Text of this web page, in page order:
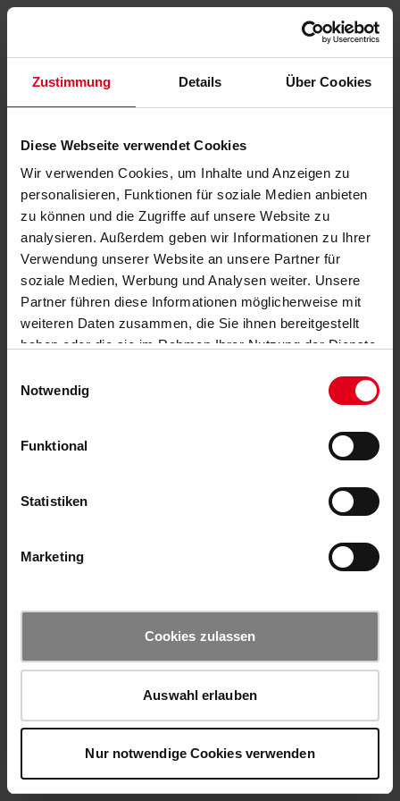
Zustimmung Details Über Cookies
Diese Webseite verwendet Cookies
Wir verwenden Cookies, um Inhalte und Anzeigen zu
personalisieren, Funktionen für soziale Medien anbieten
zu können und die Zugriffe auf unsere Website zu
analysieren. Außerdem geben wir Informationen zu Ihrer
Verwendung unserer Website an unsere Partner für
soziale Medien, Werbung und Analysen weiter. Unsere
Partner führen diese Informationen möglicherweise mit
weiteren Daten zusammen, die Sie ihnen bereitgestellt
haben oder die sie im Rahmen Ihrer Nutzung der Dienste
Notwendig
Funktional
Statistiken
Marketing
Cookies zulassen
Auswahl erlauben
Nur notwendige Cookies verwenden